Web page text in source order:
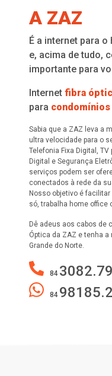
A ZAZ
É a internet para
e, acima de tudo,
importante para
Internet fibra
para condomínios
Sabia que a ZAZ leva a
ultra velocidade para o
Telefonia Fixa Digital,
Digital e Segurança
serviços podem ser
conectados à rede da
Nosso objetivo é
só, trabalha home office
Dê adeus aos cabos de
Óptica da ZAZ e tenha
Grande do Norte.
84
84